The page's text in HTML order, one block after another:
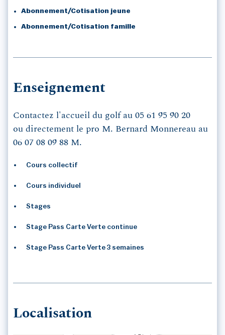
Abonnement/Cotisation jeune
Abonnement/Cotisation famille
Enseignement
Contactez l'accueil du golf au 05 61 95 90 20
ou directement le pro M. Bernard Monnereau au
06 07 08 09 88 M.
Cours collectif
Cours individuel
Stages
Stage Pass Carte Verte continue
Stage Pass Carte Verte 3 semaines
Localisation